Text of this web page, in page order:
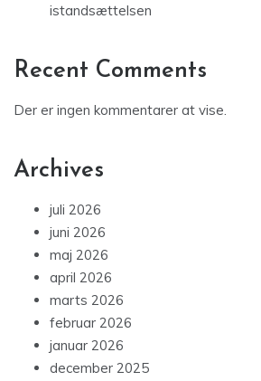
istandsættelsen
Recent Comments
Der er ingen kommentarer at vise.
Archives
juli 2026
juni 2026
maj 2026
april 2026
marts 2026
februar 2026
januar 2026
december 2025